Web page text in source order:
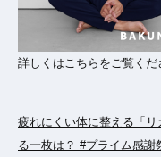
詳しくはこちらをご覧くだ
疲れにくい体に整える「
る一枚は？ #プライム感謝